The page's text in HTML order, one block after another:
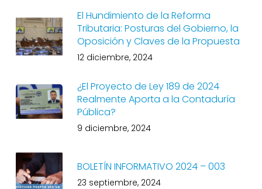
El Hundimiento de la Reforma
Tributaria: Posturas del Gobierno, la
Oposición y Claves de la Propuesta
12 diciembre, 2024
¿El Proyecto de Ley 189 de 2024
Realmente Aporta a la Contaduría
Pública?
9 diciembre, 2024
BOLETÍN INFORMATIVO 2024 – 003
23 septiembre, 2024